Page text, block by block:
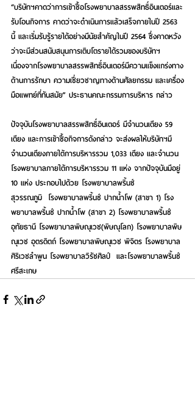
“บริษัทฯคาดว่าการเข้าซื้อโรงพยาบาลสรรพสิทธิ์อินเตอร์และ
รับโอนกิจการ คาดว่าจะดำเนินการแล้วเสร็จภายในปี 2563
นี้ และเริ่มรับรู้รายได้อย่างมีนัยสำคัญในปี 2564 ซึ่งคาดหวัง
ว่าจะมีส่วนสนับสนุนการเติบโตรายได้รวมของบริษัทฯ
เนื่องจากโรงพยาบาลสรรพสิทธิ์อินเตอร์มีความแข็งแกร่งทาง
ด้านการรักษา ความเชี่ยวชาญทางด้านศัลยกรรม และเครื่อง
มือแพทย์ที่ทันสมัย” ประธานคณะกรรมการบริหาร กล่าว
ปัจจุบันโรงพยาบาลสรรพสิทธิ์อินเตอร์ มีจำนวนเตียง 59
เตียง และการเข้าซื้อกิจการดังกล่าว จะส่งผลให้บริษัทฯมี
จำนวนเตียงภายใต้การบริหารรวม 1,033 เตียง และจำนวน
โรงพยาบาลภายใต้การบริหารรวม 11 แห่ง จากปัจจุบันมีอยู่
10 แห่ง ประกอบไปด้วย โรงพยาบาลพริ้นซ์
สุวรรณภูมิ  โรงพยาบาลพริ้นซ์ ปากน้ำโพ (สาขา 1) โรง
พยาบาลพริ้นซ์ ปากน้ำโพ (สาขา 2) โรงพยาบาลพริ้นซ์
อุทัยธานี โรงพยาบาลพิษณุเวช(พิษณุโลก) โรงพยาบาลพิษ
ณุเวช อุตรดิตถ์ โรงพยาบาลพิษณุเวช พิจิตร โรงพยาบาล
ศิริเวชลำพูน โรงพยาบาลวิรัชศิลป์  และโรงพยาบาลพริ้นซ์
ศรีสะเกษ